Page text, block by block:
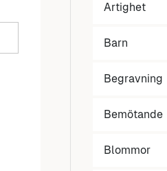
Artighet
Barn
Begravning
Bemötande
Blommor